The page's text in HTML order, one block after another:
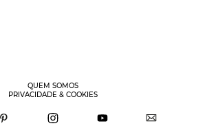
QUEM SOMOS
PRIVACIDADE & COOKIES